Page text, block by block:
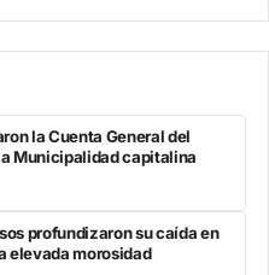
la Cuenta General del
Municipalidad capitalina
profundizaron su caída en
elevada morosidad